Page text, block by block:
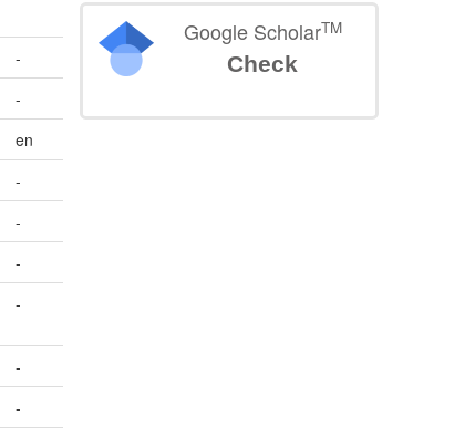
-
-
en
-
-
-
-
-
-
Google ScholarTM
Check